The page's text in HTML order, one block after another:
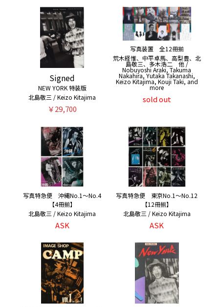
Signed
NEW YORK 特装版
北島敬三 / Keizo Kitajima
￥29,700
写真装置 全12冊揃
荒木経惟、中平卓馬、高梨豊、北
島敬三、多木浩二 他 /
Nobuyoshi Araki, Takuma
Nakahira, Yutaka Takanashi,
Keizo Kitajima, Kouji Taki, and
more
sold out
写真特急便 沖縄No.1〜No.4
【4冊揃】
北島敬三 / Keizo Kitajima
ASK
写真特急便 東京No.1〜No.12
【12冊揃】
北島敬三 / Keizo Kitajima
ASK